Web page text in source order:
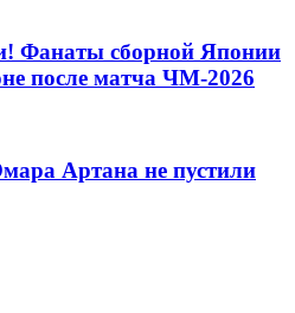
Фанаты сборной Японии
после матча ЧМ-2026
Артана не пустили